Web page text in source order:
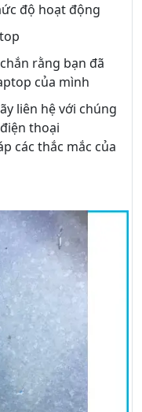
độ hoạt động
rằng bạn đã
của mình
liên hệ với chúng
thoại
các thắc mắc của